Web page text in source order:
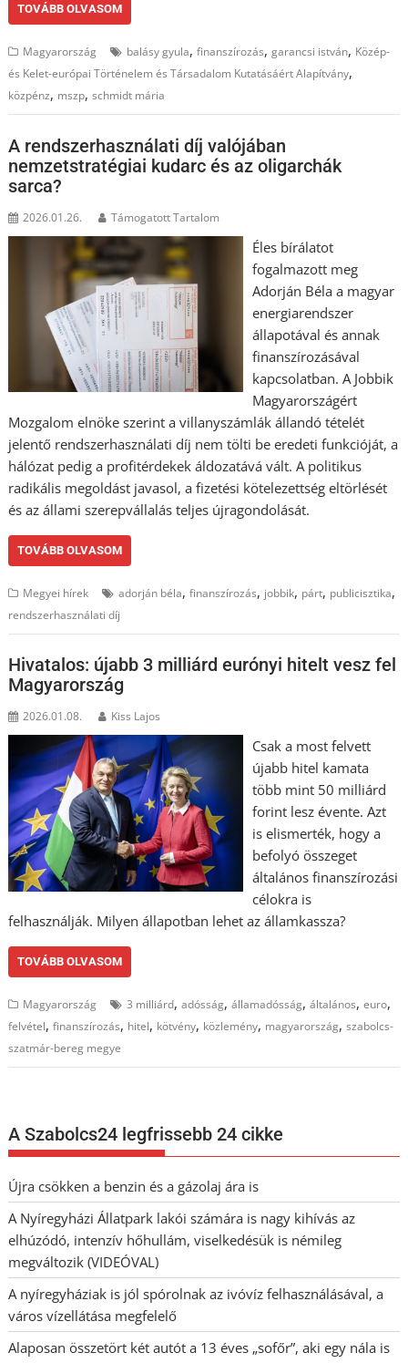
TOVÁBB OLVASOM
Magyarország balásy gyula,finanszírozás,garancsi istván, Közép-
és Kelet-európai Történelem és Társadalom Kutatásáért Alapítvány,
közpénz, mszp,schmidt mária
A rendszerhasználati díj valójában
nemzetstratégiai kudarc és az oligarchák
sarca?
2026.01.26. Támogatott Tartalom
Éles bírálatot
fogalmazott meg
Adorján Béla a magyar
energiarendszer
állapotával és annak
finanszírozásával
kapcsolatban. A Jobbik
Magyarországért
Mozgalom elnöke szerint a villanyszámlák állandó tételét
jelentő rendszerhasználati díj nem tölti be eredeti funkcióját, a
hálózat pedig a profitérdekek áldozatává vált. A politikus
radikális megoldást javasol, a fizetési kötelezettség eltörlését
és az állami szerepvállalás teljes újragondolását.
TOVÁBB OLVASOM
Megyei hírek adorján béla,finanszírozás, jobbik, párt, publicisztika,
rendszerhasználati díj
Hivatalos: újabb 3 milliárd eurónyi hitelt vesz fel
Magyarország
2026.01.08. Kiss Lajos
Csak a most felvett
újabb hitel kamata
több mint 50 milliárd
forint lesz évente. Azt
is elismerték, hogy a
befolyó összeget
általános finanszírozási
célokra is
felhasználják. Milyen állapotban lehet az államkassza?
TOVÁBB OLVASOM
Magyarország 3 milliárd,adósság,államadósság,általános,euro,
felvétel,finanszírozás, hitel, kötvény, közlemény, magyarország,szabolcs-
szatmár-bereg megye
A Szabolcs24 legfrissebb 24 cikke
Újra csökken a benzin és a gázolaj ára is
A Nyíregyházi Állatpark lakói számára is nagy kihívás az
elhúzódó, intenzív hőhullám, viselkedésük is némileg
megváltozik (VIDEÓVAL)
A nyíregyháziak is jól spórolnak az ivóvíz felhasználásával, a
város vízellátása megfelelő
Alaposan összetört két autót a 13 éves „sofőr”, aki egy nála is